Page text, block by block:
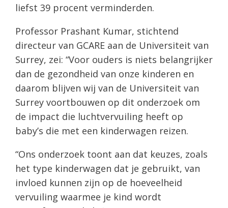
liefst 39 procent verminderden.
Professor Prashant Kumar, stichtend
directeur van GCARE aan de Universiteit van
Surrey, zei: “Voor ouders is niets belangrijker
dan de gezondheid van onze kinderen en
daarom blijven wij van de Universiteit van
Surrey voortbouwen op dit onderzoek om
de impact die luchtvervuiling heeft op
baby’s die met een kinderwagen reizen.
“Ons onderzoek toont aan dat keuzes, zoals
het type kinderwagen dat je gebruikt, van
invloed kunnen zijn op de hoeveelheid
vervuiling waarmee je kind wordt